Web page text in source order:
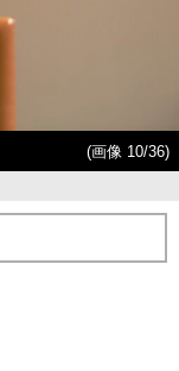
(画像 10/36)